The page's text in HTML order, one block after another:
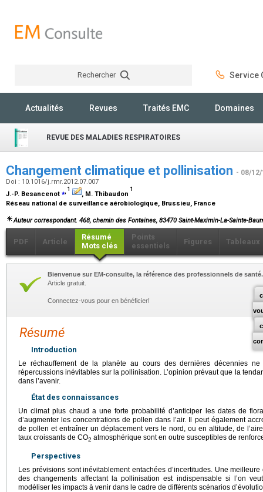
Rechercher Service
Actualités Revues Traités EMC Domaines
REVUE DES MALADIES RESPIRATOIRES
Changement climatique et pollinisation - 08/
Doi : 10.1016/j.rmr.2012.07.007
J.-P. Besancenot ⁎, 1
, M. Thibaudon
1
Réseau national de surveillance aérobiologique, Brussieu, France
Auteur correspondant. 468, chemin des Fontaines, 83470 Saint-Maximin-La-Sainte-
PDF Article
Résumé
Mots clés
Points
essentiels
Figures Tableaux
Bienvenue sur EM-consulte, la référence des professionnels de santé.
Article gratuit.
Connectez-vous pour en bénéficier!
Résumé
Introduction
Le réchauffement de la planète au cours des dernières décennies
répercussions inévitables sur la pollinisation. L’opinion prévaut que la
dans l’avenir.
État des connaissances
Un climat plus chaud a une forte probabilité d’anticiper les dates de
d’augmenter les concentrations de pollen dans l’air. Il peut également
de pollen et entraîner un déplacement vers le nord, ou en altitude, de
taux croissants de CO2 atmosphérique sont en outre susceptibles de
Perspectives
Les prévisions sont inévitablement entachées d’incertitudes. Une
des changements affectant la pollinisation est indispensable si l’on
modéliser les impacts à venir dans le cadre de différents scénarios